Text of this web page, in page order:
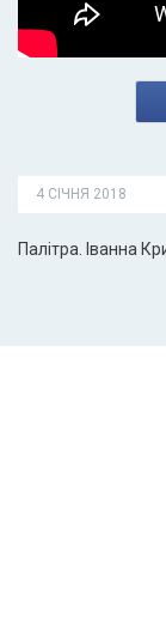
4 СІЧНЯ 2018
Палітра. Іванна